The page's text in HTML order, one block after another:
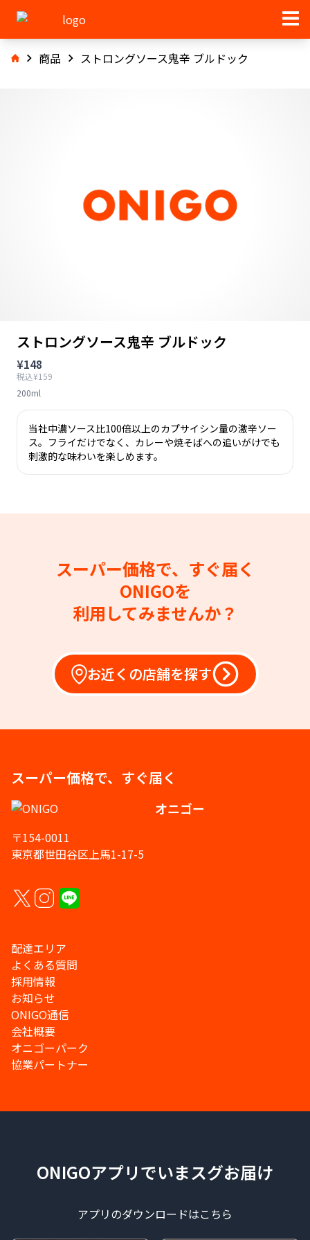
商品 ストロングソース鬼辛 ブルドック
ストロングソース鬼辛 ブルドック
¥148
税込¥159
200ml
当社中濃ソース比100倍以上のカプサイシン量の激辛ソー
ス。フライだけでなく、カレーや焼そばへの追いがけでも
刺激的な味わいを楽しめます。
スーパー価格で、すぐ届く
ONIGOを
利用してみませんか？
お近くの店舗を探す
スーパー価格で、すぐ届く
オニゴー
〒154-0011
東京都世田谷区上馬1-17-5
配達エリア
よくある質問
採用情報
お知らせ
ONIGO通信
会社概要
オニゴーパーク
協業パートナー
ONIGOアプリでいまスグお届け
アプリのダウンロードはこちら